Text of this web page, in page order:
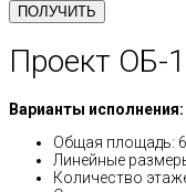
Проект ОБ-
Варианты
Общая площадь:
Линейные
Количество